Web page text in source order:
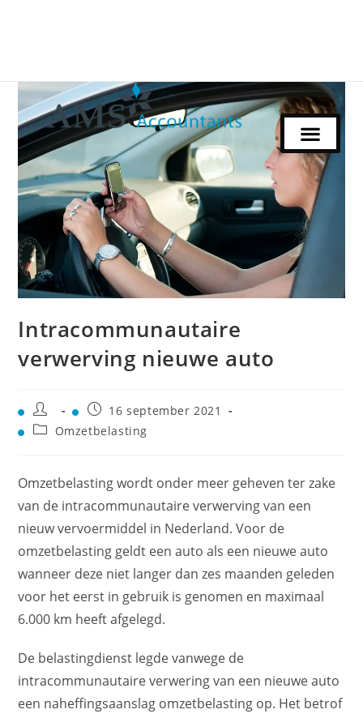
Intracommunautaire
verwerving nieuwe auto
16 september 2021
Omzetbelasting
Omzetbelasting wordt onder meer geheven ter zake
van de intracommunautaire verwerving van een
nieuw vervoermiddel in Nederland. Voor de
omzetbelasting geldt een auto als een nieuwe auto
wanneer deze niet langer dan zes maanden geleden
voor het eerst in gebruik is genomen en maximaal
6.000 km heeft afgelegd.
De belastingdienst legde vanwege de
intracommunautaire verwering van een nieuwe auto
een naheffingsaanslag omzetbelasting op. Het betrof